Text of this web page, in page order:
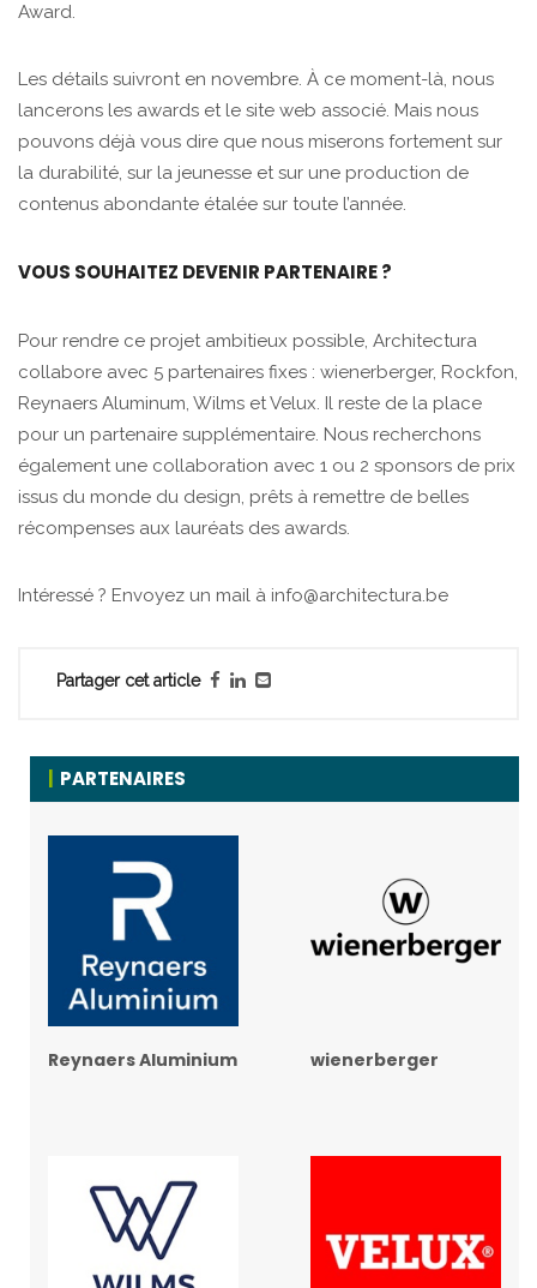
Award.
Les détails suivront en novembre. À ce moment-là, nous
lancerons les awards et le site web associé. Mais nous
pouvons déjà vous dire que nous miserons fortement sur
la durabilité, sur la jeunesse et sur une production de
contenus abondante étalée sur toute l’année.
VOUS SOUHAITEZ DEVENIR PARTENAIRE ?
Pour rendre ce projet ambitieux possible, Architectura
collabore avec 5 partenaires fixes : wienerberger, Rockfon,
Reynaers Aluminum, Wilms et Velux. Il reste de la place
pour un partenaire supplémentaire. Nous recherchons
également une collaboration avec 1 ou 2 sponsors de prix
issus du monde du design, prêts à remettre de belles
récompenses aux lauréats des awards.
Intéressé ? Envoyez un mail à info@architectura.be
Partager cet article
PARTENAIRES
Reynaers Aluminium wienerberger